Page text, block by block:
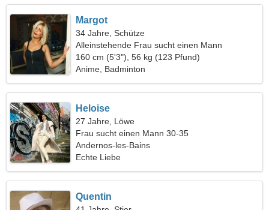
Margot
34 Jahre, Schütze
Alleinstehende Frau sucht einen Mann
160 cm (5'3"), 56 kg (123 Pfund)
Anime, Badminton
Heloise
27 Jahre, Löwe
Frau sucht einen Mann 30-35
Andernos-les-Bains
Echte Liebe
Quentin